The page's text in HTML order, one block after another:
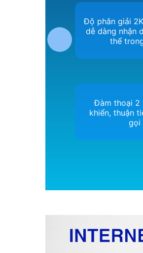
Độ phân giải
dễ dàng nhận
thể
Đàm thoại 2
khiển, thuận
gọi